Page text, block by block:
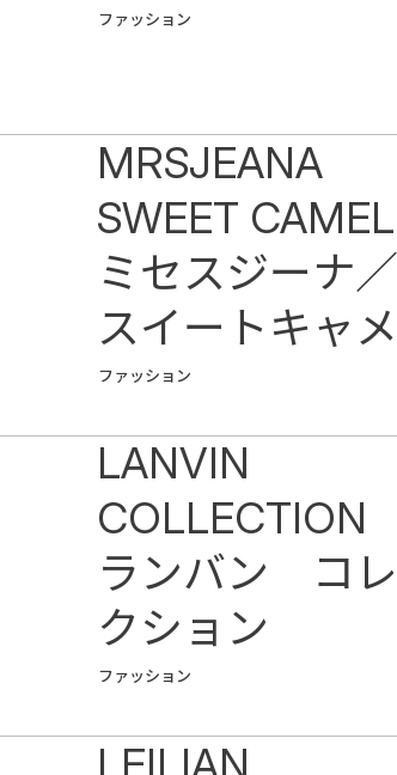
ファッション
ファッション
MRSJEANA
SWEET CAMEL
ミセスジーナ／
スイートキャメ
ル
ファッション
LANVIN
COLLECTION
ランバン コレ
クション
LEILIAN